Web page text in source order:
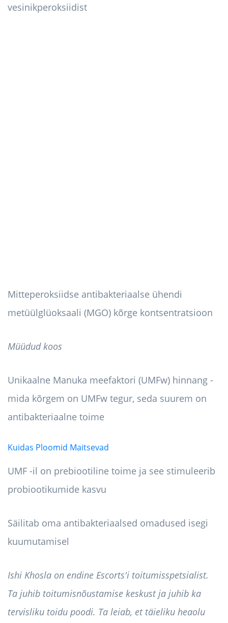
vesinikperoksiidist
Mitteperoksiidse antibakteriaalse ühendi
metüülglüoksaali (MGO) kõrge kontsentratsioon
Müüdud koos
Unikaalne Manuka meefaktori (UMFw) hinnang -
mida kõrgem on UMFw tegur, seda suurem on
antibakteriaalne toime
Kuidas Ploomid Maitsevad
UMF -il on prebiootiline toime ja see stimuleerib
probiootikumide kasvu
Säilitab oma antibakteriaalsed omadused isegi
kuumutamisel
Ishi Khosla on endine Escorts'i toitumisspetsialist.
Ta juhib toitumisnõustamise keskust ja juhib ka
tervisliku toidu poodi. Ta leiab, et täieliku heaolu